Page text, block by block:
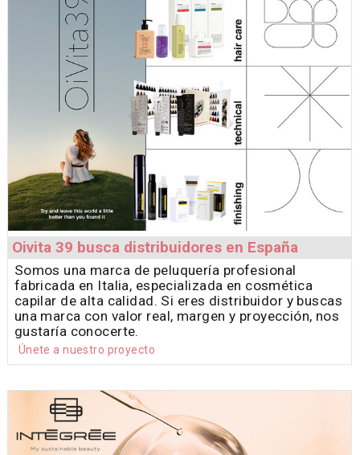
Oivita 39 busca distribuidores en España
Somos una marca de peluquería profesional
fabricada en Italia, especializada en cosmética
capilar de alta calidad. Si eres distribuidor y buscas
una marca con valor real, margen y proyección, nos
gustaría conocerte.
Únete a nuestro proyecto